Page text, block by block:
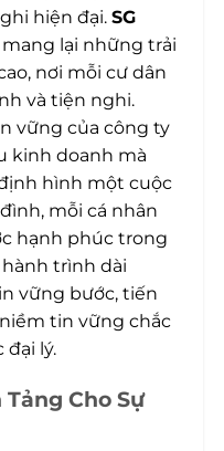
hiện đại.SG
lại những trải
nơi mỗi cư dân
và tiện nghi.
vững của công ty
kinh doanh mà
hình một cuộc
mỗi cá nhân
hạnh phúc trong
trình dài
vững bước, tiến
tin vững chắc
đại lý.
Tảng Cho Sự